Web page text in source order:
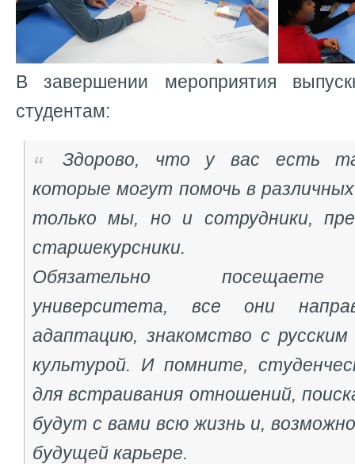
В завершении мероприятия
студентам:
Здорово, что у вас есть
которые могут помочь в
только мы, но и сотрудники,
старшекурсники.
Обязательно посещаете
университета, все они
адаптацию, знакомство с русским
культурой. И помните,
для встраивания отношений,
будут с вами всю жизнь и,
будущей карьере.